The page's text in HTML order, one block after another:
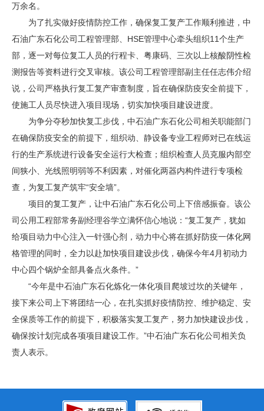
万余名。
为了扎实做好疫情防控工作，确保复工复产工作顺利推进，中
石油广东石化公司工程管理部、HSE管理中心牵头组织11个生产
部，逐一对每位复工人员的行程卡、粤康码、三次以上核酸阴性检
测报告等资料进行交叉审核。该公司工程管理部副主任任志伟介绍
说，公司严格执行复工复产审查制度，旨在确保防疫安全前提下，
使施工人员尽快进入项目现场，切实加快项目建设进度。
为争分夺秒加快复工步伐，中石油广东石化公司相关职能部门
在确保防疫安全的前提下，组织动、静设备专业工程师对已在线运
行的生产系统进行设备安全运行大检查；组织检查人员克服内部空
间狭小、光线照明弱等不利因素，对催化两器内构件进行专项检
查，为复工复产筑牢“安全墙”。
项目的复工复产，让中石油广东石化公司上下倍感振奋。该公
司公用工程部常务副经理谷学立满怀信心地说：“复工复产，犹如
给项目动力中心注入一针强心剂，动力中心将在抓好防疫一体化网
格管理的同时，全力以赴加快项目建设步伐，确保今年4月初动力
中心四个锅炉全部具备点火条件。”
“今年是中石油广东石化炼化一体化项目爬坡过坎的关键年，
接下来公司上下将团结一心，在扎实抓好疫情防控、维护稳定、安
全保质等工作的前提下，积极落实复工复产，努力加快建设步伐，
确保按计划完成各项项目建设工作。”中石油广东石化公司相关负
责人表示。